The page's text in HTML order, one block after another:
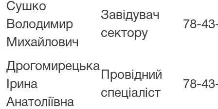
Сушко
Володимир
Михайлович
Завідувач
сектору
78-
Дрогомирецька
Ірина
Анатоліївна
Провідний
спеціаліст
78-